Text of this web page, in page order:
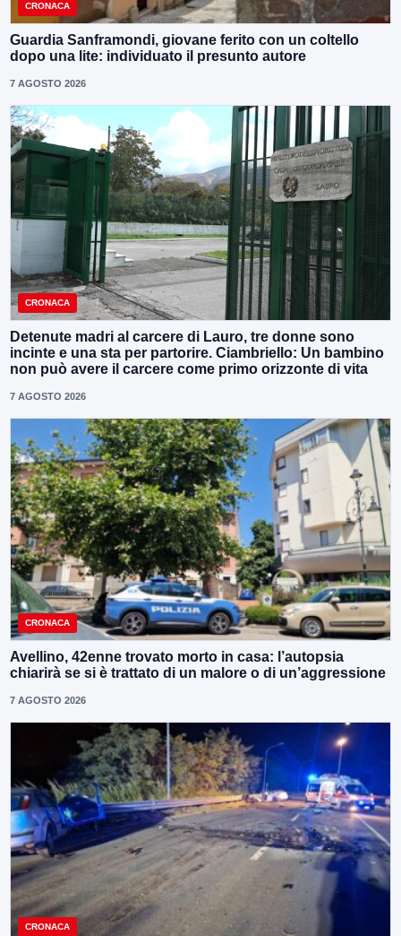
CRONACA
Guardia Sanframondi, giovane ferito con un coltello
dopo una lite: individuato il presunto autore
7 AGOSTO 2026
CRONACA
Detenute madri al carcere di Lauro, tre donne sono
incinte e una sta per partorire. Ciambriello: Un bambino
non può avere il carcere come primo orizzonte di vita
7 AGOSTO 2026
CRONACA
Avellino, 42enne trovato morto in casa: l’autopsia
chiarirà se si è trattato di un malore o di un’aggressione
7 AGOSTO 2026
CRONACA